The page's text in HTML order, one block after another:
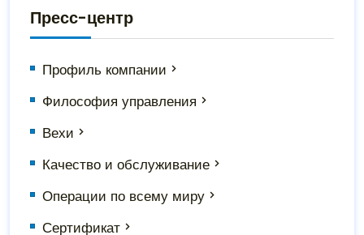
Пресс-центр
Профиль компании
Философия управления
Вехи
Качество и обслуживание
Операции по всему миру
Сертификат